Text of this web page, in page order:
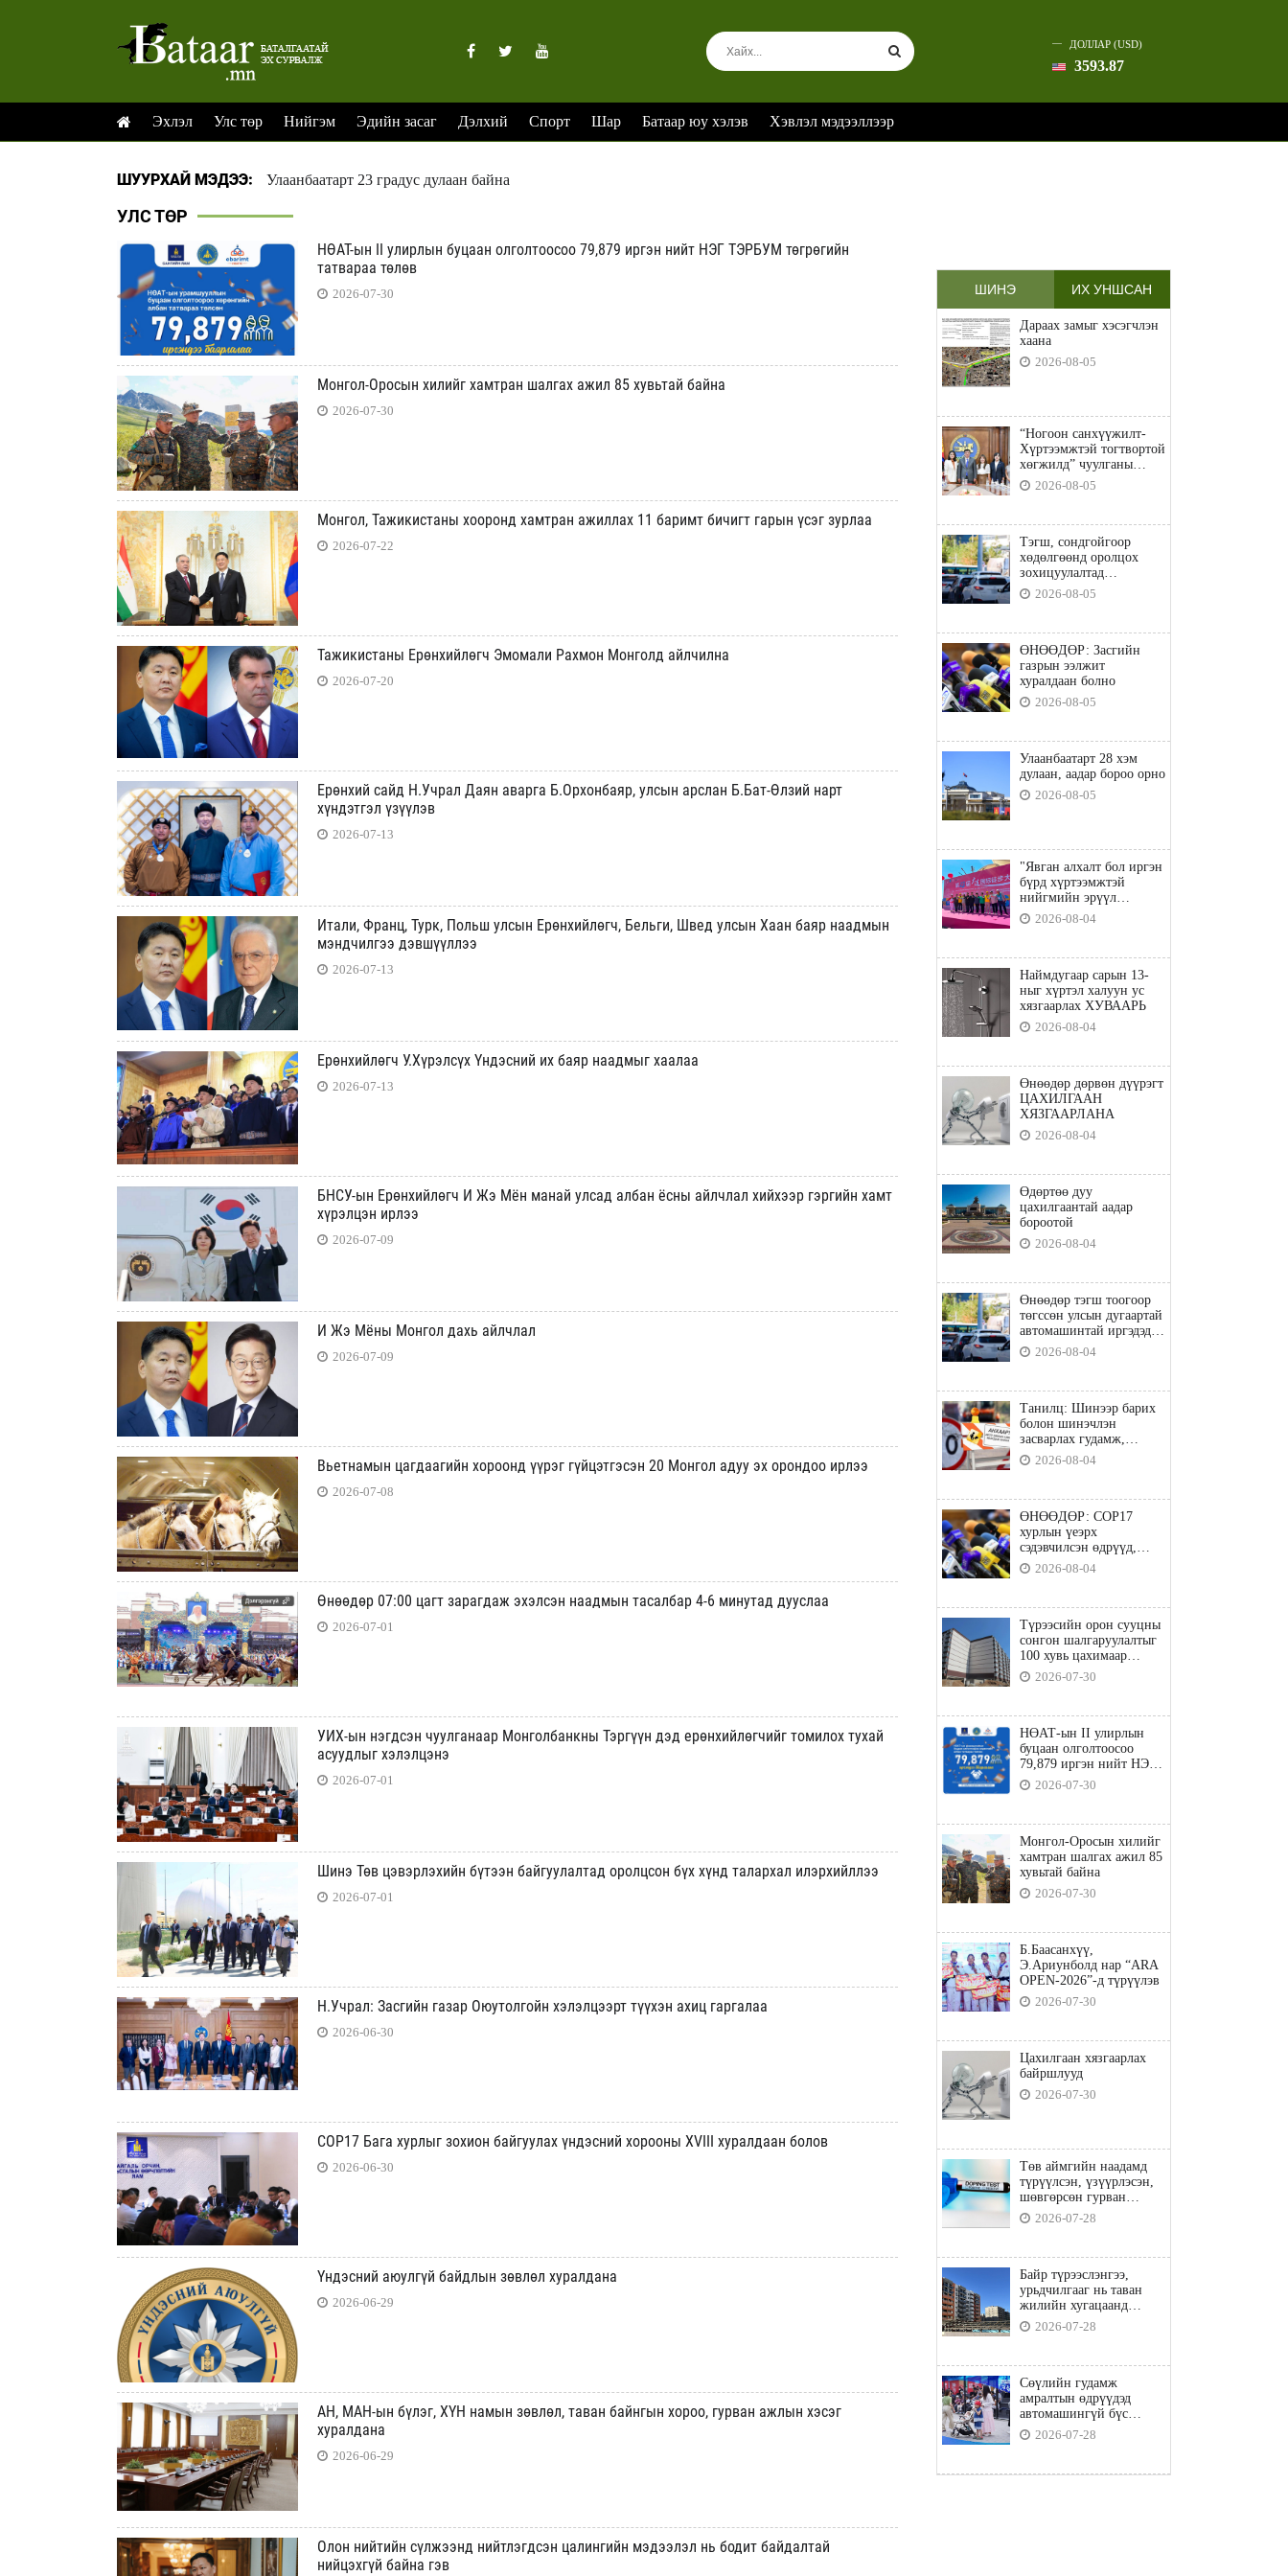
ДОЛЛАР (USD)
3593.87
Эхлэл Улс төр Нийгэм Эдийн засаг Дэлхий Спорт Шар Батаар юу хэлэв Хэвлэл мэдээллээр
ШУУРХАЙ МЭДЭЭ: Улаанбаатарт 23 градус дулаан байна
УЛС ТӨР
НӨАТ-ын II улирлын буцаан олголтоосоо 79,879 иргэн нийт НЭГ ТЭРБУМ төгрөгийн
татвараа төлөв
2026-07-30
Монгол-Оросын хилийг хамтран шалгах ажил 85 хувьтай байна
2026-07-30
Монгол, Тажикистаны хооронд хамтран ажиллах 11 баримт бичигт гарын үсэг зурлаа
2026-07-22
Тажикистаны Ерөнхийлөгч Эмомали Рахмон Монголд айлчилна
2026-07-20
Ерөнхий сайд Н.Учрал Даян аварга Б.Орхонбаяр, улсын арслан Б.Бат-Өлзий нарт
хүндэтгэл үзүүлэв
2026-07-13
Итали, Франц, Турк, Польш улсын Ерөнхийлөгч, Бельги, Швед улсын Хаан баяр наадмын
мэндчилгээ дэвшүүллээ
2026-07-13
Ерөнхийлөгч У.Хүрэлсүх Үндэсний их баяр наадмыг хаалаа
2026-07-13
БНСУ-ын Ерөнхийлөгч И Жэ Мён манай улсад албан ёсны айлчлал хийхээр гэргийн хамт
хүрэлцэн ирлээ
2026-07-09
И Жэ Мёны Монгол дахь айлчлал
2026-07-09
Вьетнамын цагдаагийн хороонд үүрэг гүйцэтгэсэн 20 Монгол адуу эх орондоо ирлээ
2026-07-08
Өнөөдөр 07:00 цагт зарагдаж эхэлсэн наадмын тасалбар 4-6 минутад дууслаа
2026-07-01
УИХ-ын нэгдсэн чуулганаар Монголбанкны Тэргүүн дэд ерөнхийлөгчийг томилох тухай
асуудлыг хэлэлцэнэ
2026-07-01
Шинэ Төв цэвэрлэхийн бүтээн байгуулалтад оролцсон бүх хүнд талархал илэрхийллээ
2026-07-01
Н.Учрал: Засгийн газар Оюутолгойн хэлэлцээрт түүхэн ахиц гаргалаа
2026-06-30
COP17 Бага хурлыг зохион байгуулах үндэсний хорооны XVIII хуралдаан болов
2026-06-30
Үндэсний аюулгүй байдлын зөвлөл хуралдана
2026-06-29
АН, МАН-ын бүлэг, ХҮН намын зөвлөл, таван байнгын хороо, гурван ажлын хэсэг
хуралдана
2026-06-29
Олон нийтийн сүлжээнд нийтлэгдсэн цалингийн мэдээлэл нь бодит байдалтай
нийцэхгүй байна гэв
ШИНЭ ИХ УНШСАН
Дараах замыг хэсэгчлэн
хаана
2026-08-05
“Ногоон санхүүжилт-
Хүртээмжтэй тогтвортой
хөгжилд” чуулганы
бэлтгэл ажил, зорилго,
хүрэх үр дүнгийн талаар
2026-08-05
Тэгш, сондгойгоор
хөдөлгөөнд оролцох
зохицуулалтад
хамаарахгүй тээврийн
хэрэгслүүд
2026-08-05
ӨНӨӨДӨР: Засгийн
газрын ээлжит
хуралдаан болно
2026-08-05
Улаанбаатарт 28 хэм
дулаан, аадар бороо орно
2026-08-05
"Явган алхалт бол иргэн
бүрд хүртээмжтэй
нийгмийн эрүүл
мэндийн бодлого"
2026-08-04
Наймдугаар сарын 13-
ныг хүртэл халуун ус
хязгаарлах ХУВААРЬ
2026-08-04
Өнөөдөр дөрвөн дүүрэгт
ЦАХИЛГААН
ХЯЗГААРЛАНА
2026-08-04
Өдөртөө дуу
цахилгаантай аадар
бороотой
2026-08-04
Өнөөдөр тэгш тоогоор
төгссөн улсын дугаартай
автомашинтай иргэдэд
шатахуун олгоно
2026-08-04
Танилц: Шинээр барих
болон шинэчлэн
засварлах гудамж,
замууд
2026-08-04
ӨНӨӨДӨР: COP17
хурлын үеэрх
сэдэвчилсэн өдрүүд,
үзвэр үйлчилгээний
талаар мэдээлнэ
2026-08-04
Түрээсийн орон сууцны
сонгон шалгаруулалтыг
100 хувь цахимаар
явуулна
2026-07-30
НӨАТ-ын II улирлын
буцаан олголтоосоо
79,879 иргэн нийт НЭГ
ТЭРБУМ төгрөгийн
татвараа төлөв
2026-07-30
Монгол-Оросын хилийг
хамтран шалгах ажил 85
хувьтай байна
2026-07-30
Б.Баасанхүү,
Э.Ариунболд нар “ARA
OPEN-2026”-д түрүүлэв
2026-07-30
Цахилгаан хязгаарлах
байршлууд
2026-07-30
Төв аймгийн наадамд
түрүүлсэн, үзүүрлэсэн,
шөвгөрсөн гурван
бөхөөс допинг илэрчээ
2026-07-28
Байр түрээслэнгээ,
урьдчилгааг нь таван
жилийн хугацаанд
төлбөл орон сууцны
зээлд хамрагдана
2026-07-28
Сөүлийн гудамж
амралтын өдрүүдэд
автомашингүй бүс
боллоо
2026-07-28